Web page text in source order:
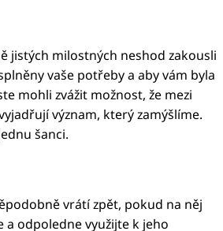
jistých milostných neshod zakousli
vaše potřeby a aby vám byla
mohli zvážit možnost, že mezi
význam, který zamýšlíme.
šanci.
vrátí zpět, pokud na něj
a odpoledne využijte k jeho